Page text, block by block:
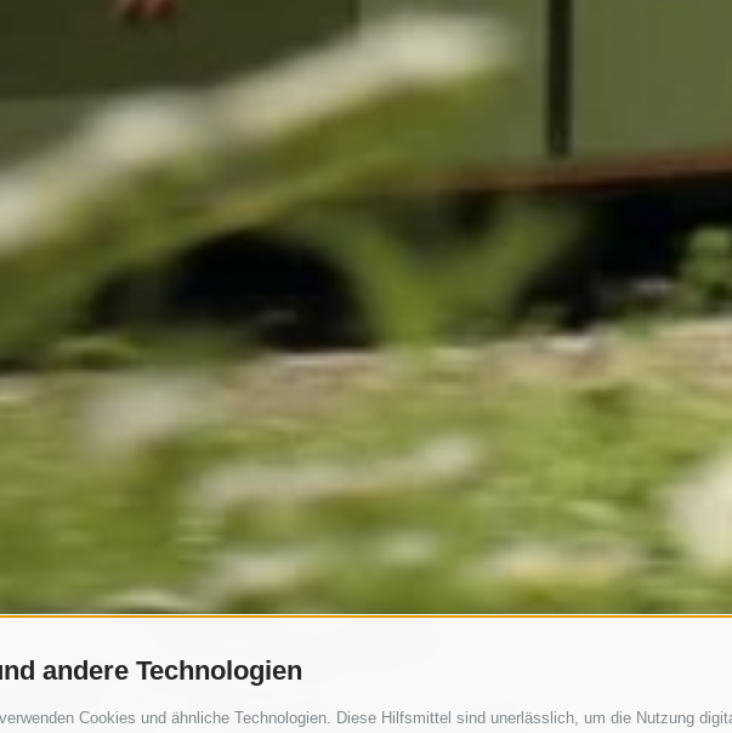
andere Technologien
verwenden Cookies und ähnliche Technologien. Diese Hilfsmittel sind unerlässlich, um die Nutzung